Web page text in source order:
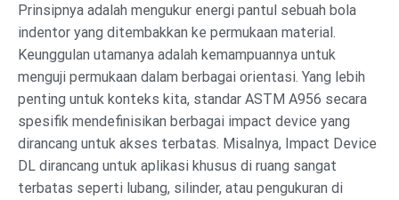
Prinsipnya adalah mengukur energi pantul sebuah bola
indentor yang ditembakkan ke permukaan material.
Keunggulan utamanya adalah kemampuannya untuk
menguji permukaan dalam berbagai orientasi. Yang lebih
penting untuk konteks kita, standar ASTM A956 secara
spesifik mendefinisikan berbagai impact device yang
dirancang untuk akses terbatas. Misalnya, Impact Device
DL dirancang untuk aplikasi khusus di ruang sangat
terbatas seperti lubang, silinder, atau pengukuran di